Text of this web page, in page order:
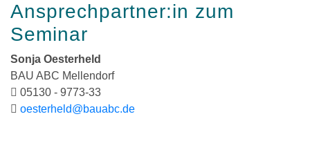
Ansprechpartner:in zum
Seminar
Sonja Oesterheld
BAU ABC Mellendorf
05130 - 9773-33
oesterheld@bauabc.de